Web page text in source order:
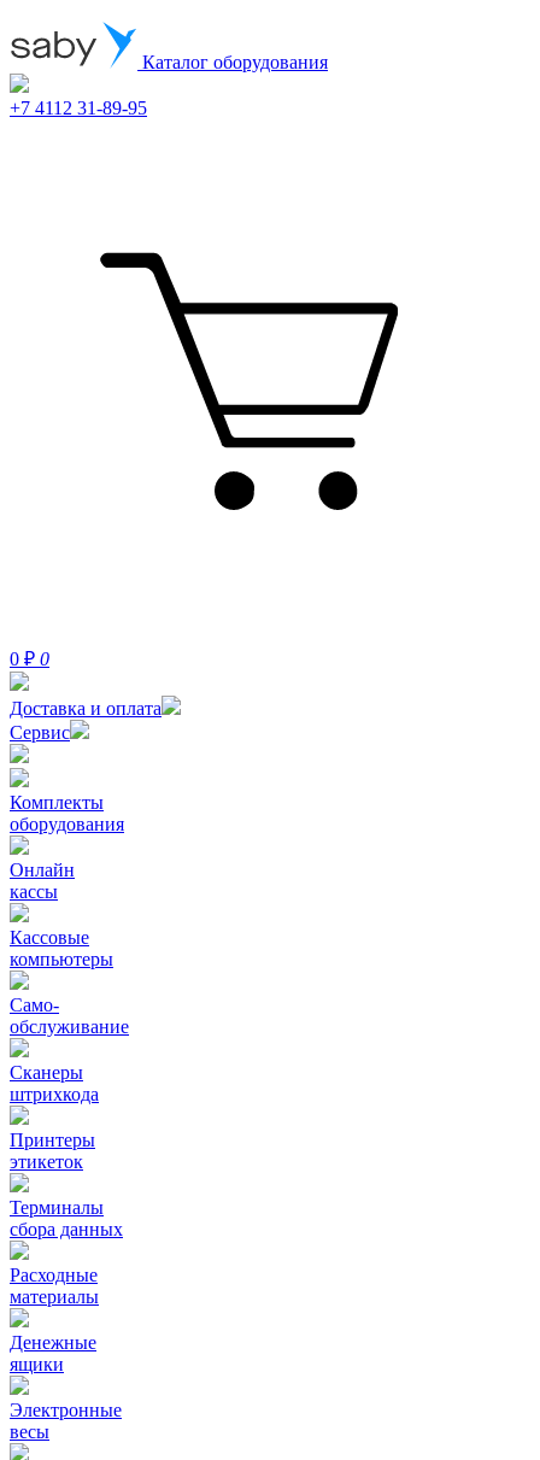
Каталог оборудования
+7 4112 31-89-95
0 ₽ 0
Доставка и оплата
Сервис
Комплекты
оборудования
Онлайн
кассы
Кассовые
компьютеры
Само-
обслуживание
Сканеры
штрихкода
Принтеры
этикеток
Терминалы
сбора данных
Расходные
материалы
Денежные
ящики
Электронные
весы